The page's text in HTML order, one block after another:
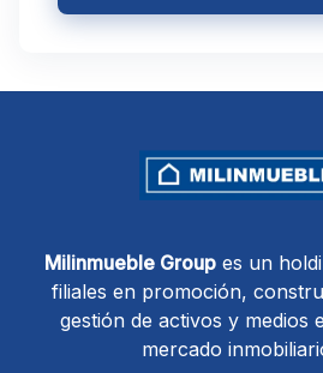
Milinmueble Groupes un
filiales en promoción,
gestión de activos y medios
mercado